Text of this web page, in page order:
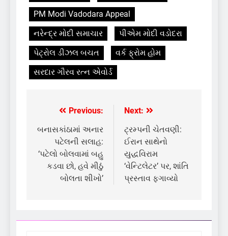
PM Modi Vadodara Appeal
નરેન્દ્ર મોદી સમાચાર
પીએમ મોદી વડોદરા
પેટ્રોલ ડીઝલ બચત
વર્ક ફ્રોમ હોમ
સરદાર ગૌરવ રત્ન એવોર્ડ
Post
navigation
Previous:
બનાસકાંઠામાં અનાર
પટેલની સલાહ:
‘પટેલો બોલવામાં બહુ
કડવા છો, હવે મીઠું
બોલતા શીખો’
Next:
ટ્રમ્પની ચેતવણી:
ઈરાન સાથેનો
યુદ્ધવિરામ
‘વેન્ટિલેટર’ પર, શાંતિ
પ્રસ્તાવ ફગાવ્યો